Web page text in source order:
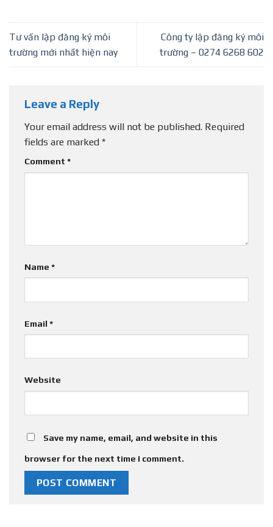
Tư vấn lập đăng ký môi
trường mới nhất hiện nay
Công ty lập đăng ký môi
trường – 0274 6268 602
Leave a Reply
Your email address will not be published. Required
fields are marked *
Comment *
Name *
Email *
Website
Save my name, email, and website in this
browser for the next time I comment.